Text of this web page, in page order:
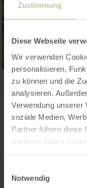
Zustimmung
Diese Webseite
Wir verwenden
personalisieren,
zu können und die
analysieren.
Verwendung unserer
soziale Medien,
Partner führen diese
weiteren Daten
Notwendig